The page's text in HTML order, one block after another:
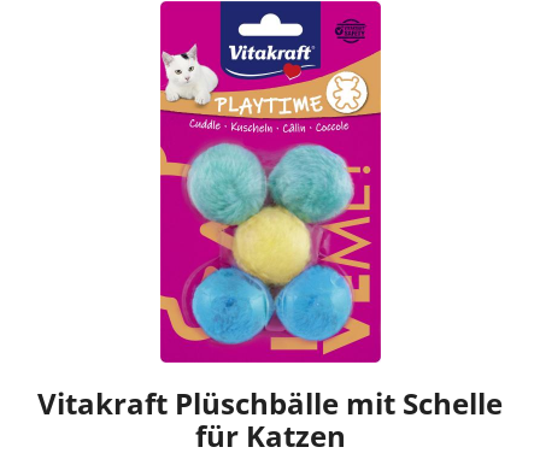
Vitakraft Plüschbälle mit Schelle
für Katzen